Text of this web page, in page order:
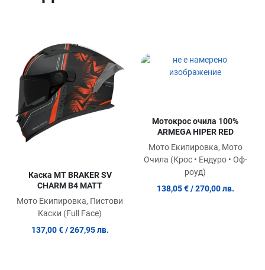
Сравни продукт
Каска MT BRAKER SV
CHARM B4 MATT
Мото Екипировка, Пистови
Каски (Full Face)
137,00 € / 267,95 лв.
Мотокрос очила 100%
ARMEGA HIPER RED
Мото Екипировка, Мото
Очила (Крос • Ендуро • Оф-
роуд)
138,05 € / 270,00 лв.